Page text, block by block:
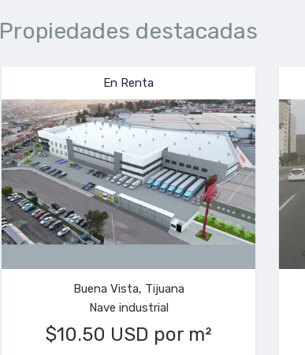
Propiedades destacadas
Murua Poniente, Tijuana
Terreno
$320 USD por m²